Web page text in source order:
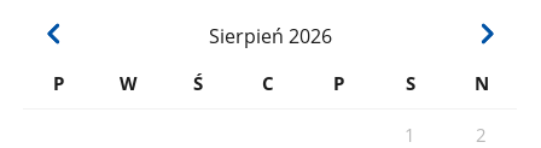
Sierpień 2026
P W Ś C P S N
1 2